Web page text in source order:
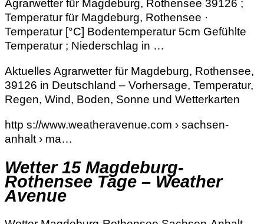
Agrarwetter für Magdeburg, Rothensee 39126 ;
Temperatur für Magdeburg, Rothensee ·
Temperatur [°C] Bodentemperatur 5cm Gefühlte
Temperatur ; Niederschlag in …
Aktuelles Agrarwetter für Magdeburg, Rothensee,
39126 in Deutschland – Vorhersage, Temperatur,
Regen, Wind, Boden, Sonne und Wetterkarten
http s://www.weatheravenue.com › sachsen-
anhalt › ma…
Wetter 15 Magdeburg-
Rothensee Tage – Weather
Avenue